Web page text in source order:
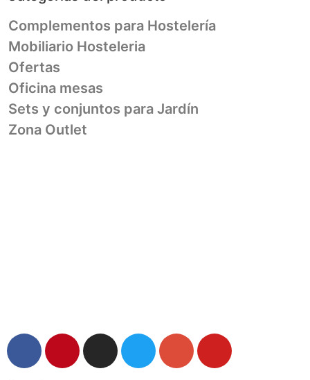
Complementos para Hostelería
Mobiliario Hosteleria
Ofertas
Oficina mesas
Sets y conjuntos para Jardín
Zona Outlet